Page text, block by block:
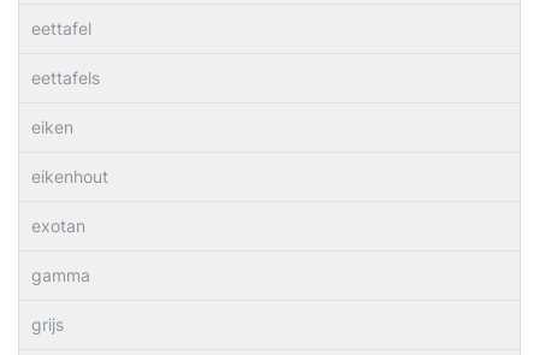
eettafel
eettafels
eiken
eikenhout
exotan
gamma
grijs